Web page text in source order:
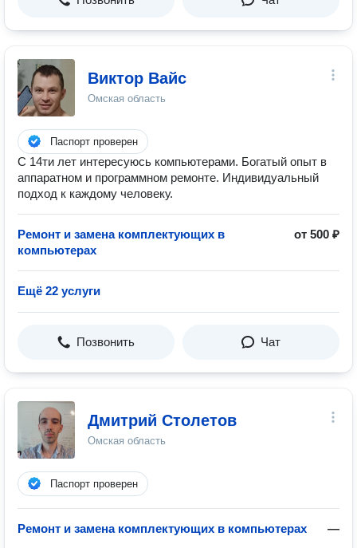
Виктор Вайс
Омская область
Паспорт проверен
С 14ти лет интересуюсь компьютерами. Богатый опыт в
аппаратном и программном ремонте. Индивидуальный
подход к каждому человеку.
Ремонт и замена комплектующих в
компьютерах
от 500 ₽
Ещё 22 услуги
Позвонить Чат
Дмитрий Столетов
Омская область
Паспорт проверен
Ремонт и замена комплектующих в компьютерах —